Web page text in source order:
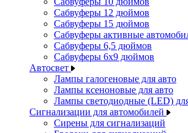
Сабвуферы 12 дюймов
Сабвуферы 15 дюймов
Сабвуферы активные
Сабвуферы 6,5 дюймов
Сабвуферы 6x9 дюймов
Автосвет
Лампы галогеновые для авто
Лампы ксеноновые для авто
Лампы светодиодные (LED)
Сигнализации для автомобилей
Сирены для сигнализаций